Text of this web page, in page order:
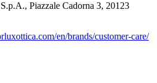
Piazzale Cadorna 3, 20123
en/brands/customer-care/